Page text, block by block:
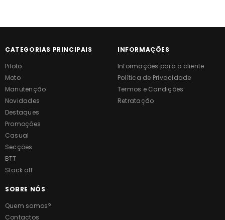
CATEGORIAS PRINCIPAIS
Piloto
Moto
Manutenção
Novidades
Destaques
Promoções
Casual
Secções
BTT
Stock off
INFORMAÇÕES
Informações para o cliente
Política de Privacidade
Termos e Condições
Retratação
SOBRE NÓS
Quem somos?
Contactos